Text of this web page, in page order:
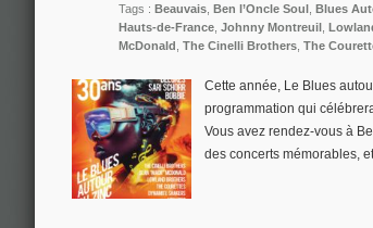
Tags : Beauvais Ben l’Oncle Soul Blues
Hauts-de-France Johnny Montreuil
McDonald The Cinelli Brothers The
Cette année, Le Blues
programmation qui
Vous avez rendez-vous à
des concerts mémorables,